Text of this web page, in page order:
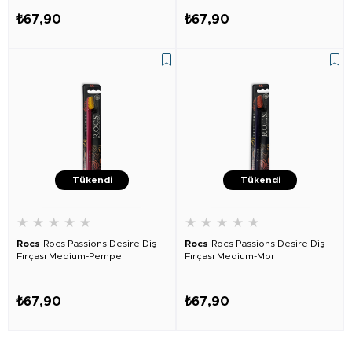
₺67,90 ₺67,90
Tükendi
★ ★ ★ ★ ★
Rocs Rocs Passions Desire Diş
Fırçası Medium-Pempe
₺67,90
Tükendi
★ ★ ★ ★ ★
Rocs Rocs Passions Desire Diş
Fırçası Medium-Mor
₺67,90